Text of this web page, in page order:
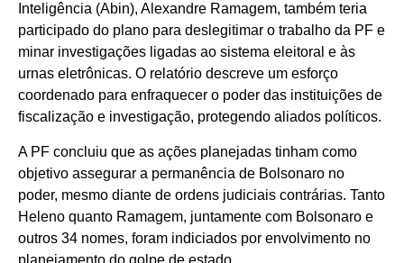
Inteligência (Abin), Alexandre Ramagem, também teria
participado do plano para deslegitimar o trabalho da PF e
minar investigações ligadas ao sistema eleitoral e às
urnas eletrônicas. O relatório descreve um esforço
coordenado para enfraquecer o poder das instituições de
fiscalização e investigação, protegendo aliados políticos.
A PF concluiu que as ações planejadas tinham como
objetivo assegurar a permanência de Bolsonaro no
poder, mesmo diante de ordens judiciais contrárias. Tanto
Heleno quanto Ramagem, juntamente com Bolsonaro e
outros 34 nomes, foram indiciados por envolvimento no
planejamento do golpe de estado.